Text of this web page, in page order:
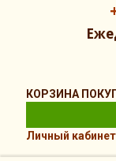
КОРЗИНА
Личный кабинет|